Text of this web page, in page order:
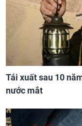
Tái xuất sau 10
nước mắt